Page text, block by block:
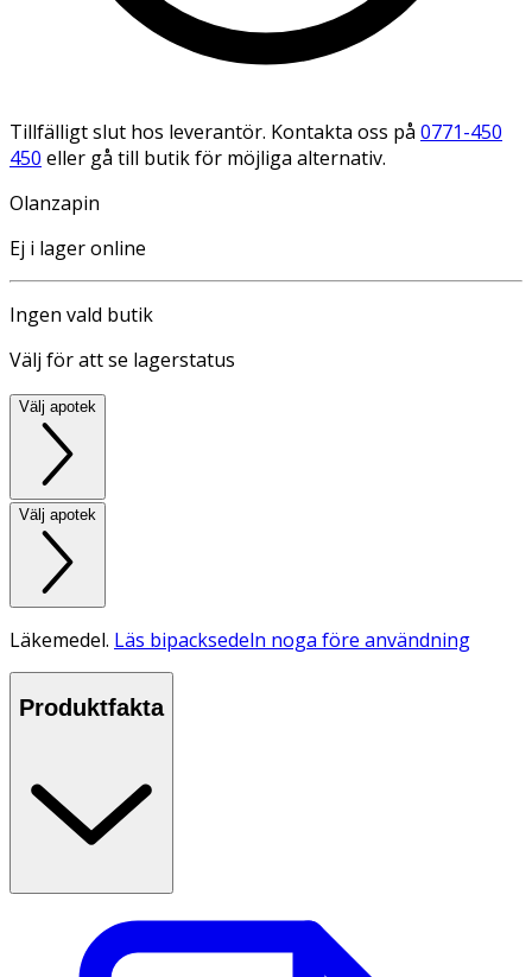
Tillfälligt slut hos leverantör. Kontakta oss på 0771-450
450 eller gå till butik för möjliga alternativ.
Olanzapin
Ej i lager online
Ingen vald butik
Välj för att se lagerstatus
Välj apotek
Välj apotek
Läkemedel. Läs bipacksedeln noga före användning
Produktfakta